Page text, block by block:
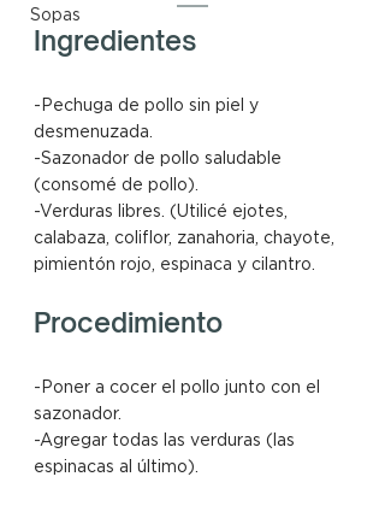
Sopas
Ingredientes
-Pechuga de pollo sin piel y
desmenuzada.
-Sazonador de pollo saludable
(consomé de pollo).
-Verduras libres. (Utilicé ejotes,
calabaza, coliflor, zanahoria, chayote,
pimientón rojo, espinaca y cilantro.
Procedimiento
-Poner a cocer el pollo junto con el
sazonador.
-Agregar todas las verduras (las
espinacas al último).